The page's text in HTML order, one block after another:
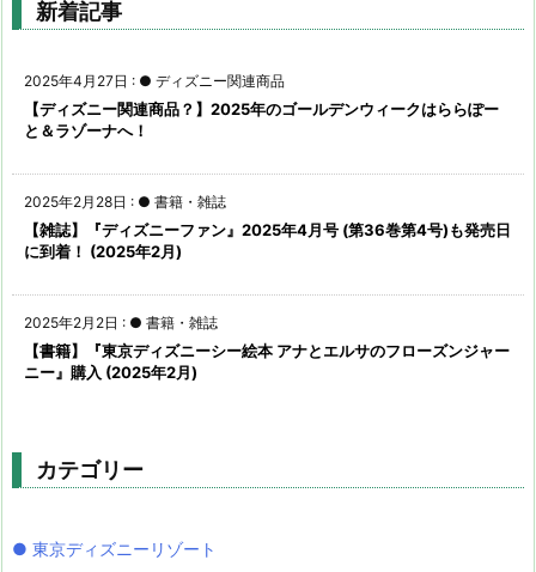
新着記事
2025年4月27日 : ● ディズニー関連商品
【ディズニー関連商品？】2025年のゴールデンウィークはららぽー
と＆ラゾーナへ！
2025年2月28日 : ● 書籍・雑誌
【雑誌】『ディズニーファン』2025年4月号 (第36巻第4号)も発売日
に到着！ (2025年2月)
2025年2月2日 : ● 書籍・雑誌
【書籍】『東京ディズニーシー絵本 アナとエルサのフローズンジャー
ニー』購入 (2025年2月)
カテゴリー
● 東京ディズニーリゾート